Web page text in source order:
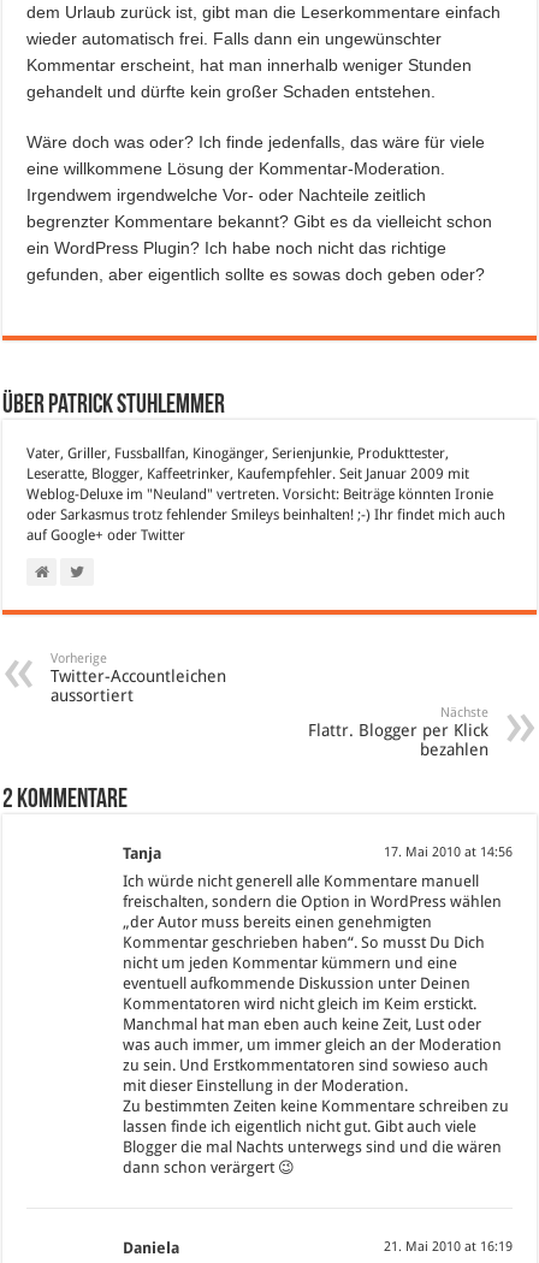
dem Urlaub zurück ist, gibt man die Leserkommentare einfach
wieder automatisch frei. Falls dann ein ungewünschter
Kommentar erscheint, hat man innerhalb weniger Stunden
gehandelt und dürfte kein großer Schaden entstehen.
Wäre doch was oder? Ich finde jedenfalls, das wäre für viele
eine willkommene Lösung der Kommentar-Moderation.
Irgendwem irgendwelche Vor- oder Nachteile zeitlich
begrenzter Kommentare bekannt? Gibt es da vielleicht schon
ein WordPress Plugin? Ich habe noch nicht das richtige
gefunden, aber eigentlich sollte es sowas doch geben oder?
Über Patrick Stuhlemmer
Vater, Griller, Fussballfan, Kinogänger, Serienjunkie, Produkttester,
Leseratte, Blogger, Kaffeetrinker, Kaufempfehler. Seit Januar 2009 mit
Weblog-Deluxe im "Neuland" vertreten. Vorsicht: Beiträge könnten Ironie
oder Sarkasmus trotz fehlender Smileys beinhalten! ;-) Ihr findet mich auch
aufGoogle+ oderTwitter
Vorherige
Twitter-Accountleichen
aussortiert
Nächste
Flattr. Blogger per Klick
bezahlen
2 Kommentare
Tanja 17. Mai 2010 at 14:56
Ich würde nicht generell alle Kommentare manuell
freischalten, sondern die Option in WordPress wählen
„der Autor muss bereits einen genehmigten
Kommentar geschrieben haben“. So musst Du Dich
nicht um jeden Kommentar kümmern und eine
eventuell aufkommende Diskussion unter Deinen
Kommentatoren wird nicht gleich im Keim erstickt.
Manchmal hat man eben auch keine Zeit, Lust oder
was auch immer, um immer gleich an der Moderation
zu sein. Und Erstkommentatoren sind sowieso auch
mit dieser Einstellung in der Moderation.
Zu bestimmten Zeiten keine Kommentare schreiben zu
lassen finde ich eigentlich nicht gut. Gibt auch viele
Blogger die mal Nachts unterwegs sind und die wären
dann schon verärgert 😉
Daniela 21. Mai 2010 at 16:19